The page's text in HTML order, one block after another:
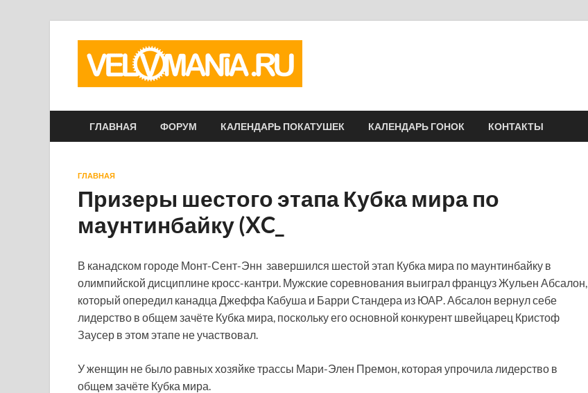
ГЛАВНАЯ ФОРУМ КАЛЕНДАРЬ ПОКАТУШЕК КАЛЕНДАРЬ ГОНОК КОНТАКТЫ
ГЛАВНАЯ
Призеры шестого этапа Кубка мира по
маунтинбайку (XC_
В канадском городе Монт-Сент-Энн завершился шестой этап Кубка мира по маунтинбайку в
олимпийской дисциплине кросс-кантри. Мужские соревнования выиграл француз Жульен Абсалон,
который опередил канадца Джеффа Кабуша и Барри Стандера из ЮАР. Абсалон вернул себе
лидерство в общем зачёте Кубка мира, поскольку его основной конкурент швейцарец Кристоф
Заусер в этом этапе не участвовал.
У женщин не было равных хозяйке трассы Мари-Элен Премон, которая упрочила лидерство в
общем зачёте Кубка мира.